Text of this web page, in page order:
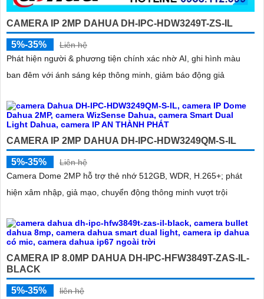
CAMERA IP 2MP DAHUA DH-IPC-HDW3249T-ZS-IL
5%-35%
Liên hệ
Phát hiện người & phương tiện chính xác nhờ AI, ghi hình màu
ban đêm với ánh sáng kép thông minh, giảm báo động giả
CAMERA IP 2MP DAHUA DH-IPC-HDW3249QM-S-IL
5%-35%
Liên hệ
Camera Dome 2MP hỗ trợ thẻ nhớ 512GB, WDR, H.265+; phát
hiện xâm nhập, giả mạo, chuyển động thông minh vượt trội
CAMERA IP 8.0MP DAHUA DH-IPC-HFW3849T-ZAS-IL-
BLACK
5%-35%
liên hệ